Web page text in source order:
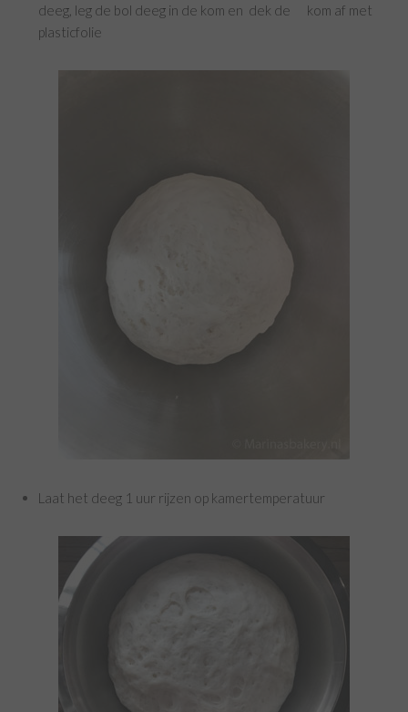
deeg, leg de bol deeg in de kom en dek de kom af met
plasticfolie
Laat het deeg 1 uur rijzen op kamertemperatuur